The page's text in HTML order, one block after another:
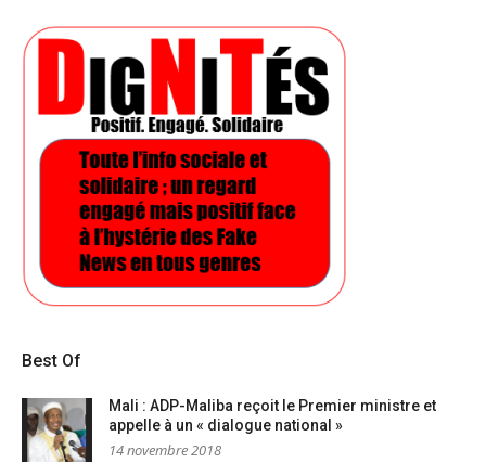
Best Of
Mali : ADP-Maliba reçoit le Premier ministre et
appelle à un « dialogue national »
14 novembre 2018